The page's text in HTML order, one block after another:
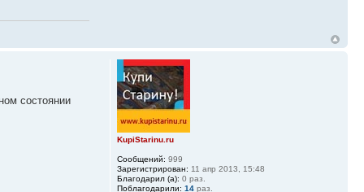
состоянии
KupiStarinu.ru
Сообщений: 999
Зарегистрирован: 11 апр 2013, 15:48
Благодарил (а): 0 раз.
Поблагодарили: 14раз.